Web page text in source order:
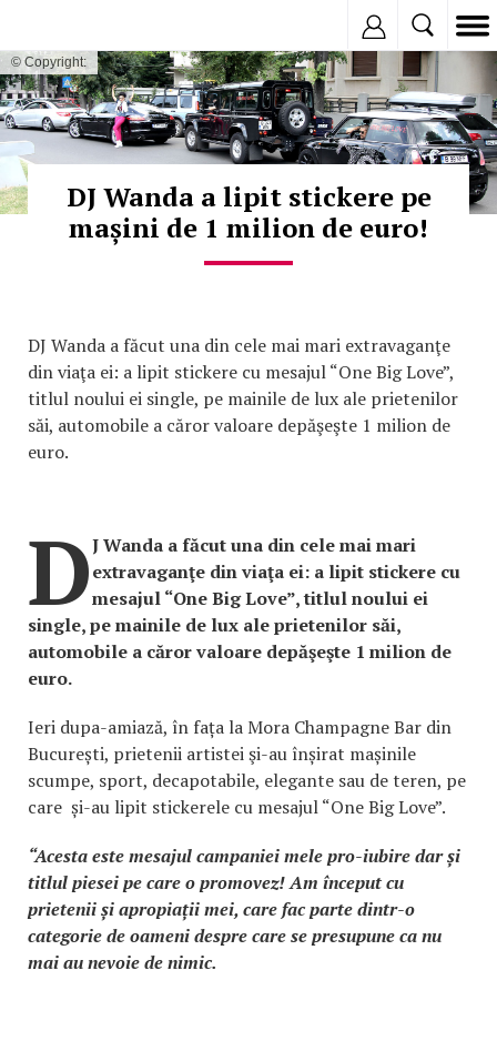
© Copyright:
DJ Wanda a lipit stickere pe
mașini de 1 milion de euro!
DJ Wanda a făcut una din cele mai mari extravaganţe
din viaţa ei: a lipit stickere cu mesajul “One Big Love”,
titlul noului ei single, pe mainile de lux ale prietenilor
săi, automobile a căror valoare depăşeşte 1 milion de
euro.
DJ Wanda a făcut una din cele mai mari
extravaganţe din viaţa ei: a lipit stickere cu
mesajul “One Big Love”, titlul noului ei
single, pe mainile de lux ale prietenilor săi,
automobile a căror valoare depăşeşte 1 milion de
euro.
Ieri dupa-amiază, în fața la Mora Champagne Bar din
București, prietenii artistei şi-au înșirat mașinile
scumpe, sport, decapotabile, elegante sau de teren, pe
care și-au lipit stickerele cu mesajul “One Big Love”.
“Acesta este mesajul campaniei mele pro-iubire dar și
titlul piesei pe care o promovez! Am început cu
prietenii și apropiații mei, care fac parte dintr-o
categorie de oameni despre care se presupune ca nu
mai au nevoie de nimic.